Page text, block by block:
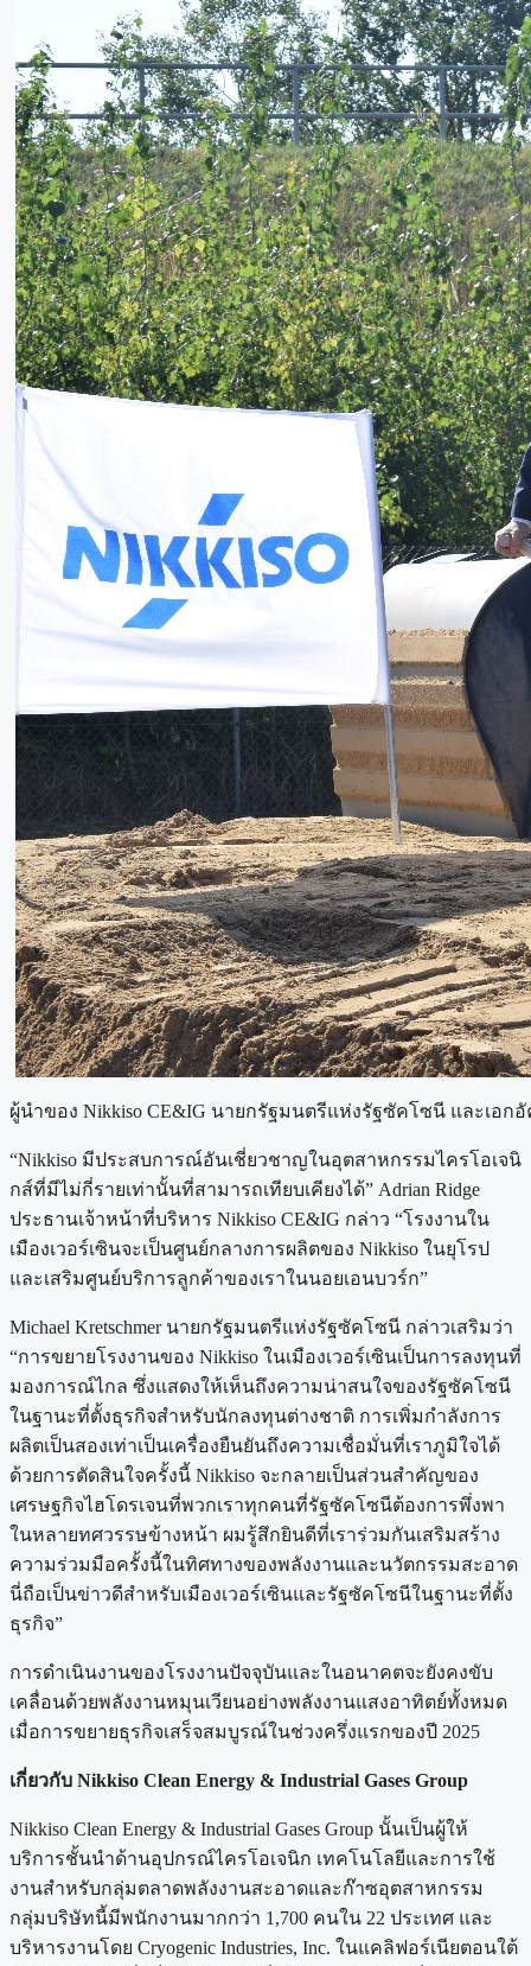
ผู้นำของ Nikkiso CE&IG นายกรัฐมนตรีแห่งรัฐซัคโซนี และเอก
“Nikkiso มีประสบการณ์อันเชี่ยวชาญในอุตสาหกรรมไครโอเจนิ
กส์ที่มีไม่กี่รายเท่านั้นที่สามารถเทียบเคียงได้” Adrian Ridge
ประธานเจ้าหน้าที่บริหาร Nikkiso CE&IG กล่าว “โรงงานใน
เมืองเวอร์เซินจะเป็นศูนย์กลางการผลิตของ Nikkiso ในยุโรป
และเสริมศูนย์บริการลูกค้าของเราในนอยเอนบวร์ก”
Michael Kretschmer นายกรัฐมนตรีแห่งรัฐซัคโซนี กล่าวเสริมว่า
“การขยายโรงงานของ Nikkiso ในเมืองเวอร์เซินเป็นการลงทุนที่
มองการณ์ไกล ซึ่งแสดงให้เห็นถึงความน่าสนใจของรัฐซัคโซนี
ในฐานะที่ตั้งธุรกิจสำหรับนักลงทุนต่างชาติ การเพิ่มกำลังการ
ผลิตเป็นสองเท่าเป็นเครื่องยืนยันถึงความเชื่อมั่นที่เราภูมิใจได้
ด้วยการตัดสินใจครั้งนี้ Nikkiso จะกลายเป็นส่วนสำคัญของ
เศรษฐกิจไฮโดรเจนที่พวกเราทุกคนที่รัฐซัคโซนีต้องการพึ่งพา
ในหลายทศวรรษข้างหน้า ผมรู้สึกยินดีที่เราร่วมกันเสริมสร้าง
ความร่วมมือครั้งนี้ในทิศทางของพลังงานและนวัตกรรมสะอาด
นี่ถือเป็นข่าวดีสำหรับเมืองเวอร์เซินและรัฐซัคโซนีในฐานะที่ตั้ง
ธุรกิจ”
การดำเนินงานของโรงงานปัจจุบันและในอนาคตจะยังคงขับ
เคลื่อนด้วยพลังงานหมุนเวียนอย่างพลังงานแสงอาทิตย์ทั้งหมด
เมื่อการขยายธุรกิจเสร็จสมบูรณ์ในช่วงครึ่งแรกของปี 2025
เกี่ยวกับ Nikkiso Clean Energy & Industrial Gases Group
Nikkiso Clean Energy & Industrial Gases Group นั้นเป็นผู้ให้
บริการชั้นนำด้านอุปกรณ์ไครโอเจนิก เทคโนโลยีและการใช้
งานสำหรับกลุ่มตลาดพลังงานสะอาดและก๊าซอุตสาหกรรม
กลุ่มบริษัทนี้มีพนักงานมากกว่า 1,700 คนใน 22 ประเทศ และ
บริหารงานโดย Cryogenic Industries, Inc. ในแคลิฟอร์เนียตอนใต้